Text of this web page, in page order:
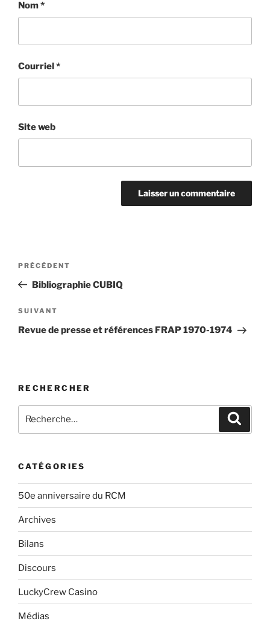
Nom*
Courriel*
Site web
Navigation
l'article
Article
précédent
PRÉCÉDENT
Bibliographie CUBIQ
Article
suivant
SUIVANT
Revue de presse et références FRAP 1970-1974
RECHERCHER
CATÉGORIES
50e anniversaire du RCM
Archives
Bilans
Discours
LuckyCrew Casino
Médias